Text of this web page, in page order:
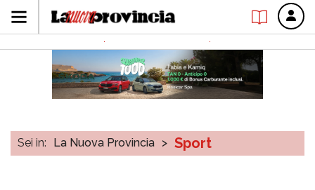
Sei in: La Nuova Provincia > Sport